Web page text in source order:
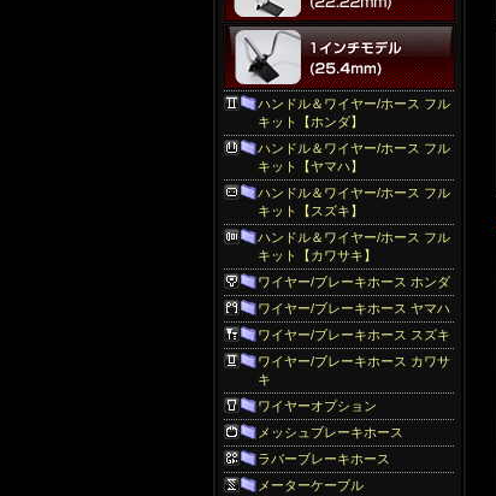
ハンドル＆ワイヤー/ホース フル
キット【ホンダ】
ハンドル＆ワイヤー/ホース フル
キット【ヤマハ】
ハンドル＆ワイヤー/ホース フル
キット【スズキ】
ハンドル＆ワイヤー/ホース フル
キット【カワサキ】
ワイヤー/ブレーキホース ホンダ
ワイヤー/ブレーキホース ヤマハ
ワイヤー/ブレーキホース スズキ
ワイヤー/ブレーキホース カワサ
キ
ワイヤーオプション
メッシュブレーキホース
ラバーブレーキホース
メーターケーブル